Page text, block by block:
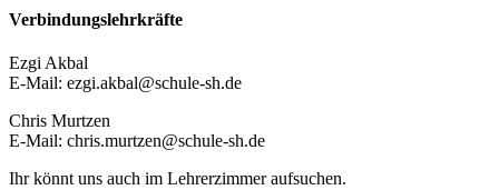
Verbindungslehrkräfte
Ezgi Akbal
E-Mail: ezgi.akbal@schule-sh.de
Chris Murtzen
E-Mail: chris.murtzen@schule-sh.de
Ihr könnt uns auch im Lehrerzimmer aufsuchen.